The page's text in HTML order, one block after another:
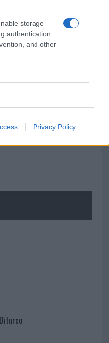
storage
authentication
and other
Privacy Policy
un lungo dolore: storia e
che segnò la Gallura